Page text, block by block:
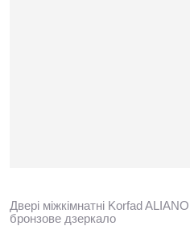
Двері міжкімнатні Korfad
бронзове дзеркало